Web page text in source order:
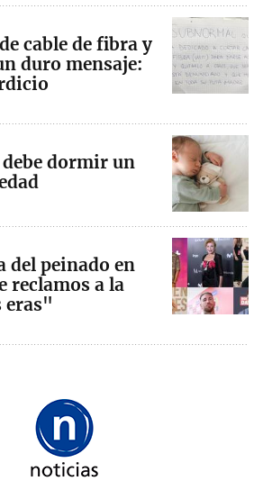
cable de fibra y
duro mensaje:
dormir un
del peinado en
reclamos a la
eras"